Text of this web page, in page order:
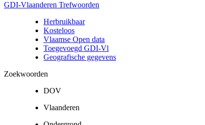
GDI-Vlaanderen Trefwoorden
Herbruikbaar
Kosteloos
Vlaamse Open data
Toegevoegd GDI-Vl
Geografische gegevens
Zoekwoorden
DOV
Vlaanderen